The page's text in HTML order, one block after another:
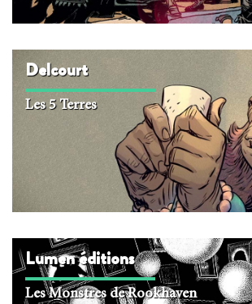
Delcourt
Les 5 Terres
Lumen édi­tions
Les Monstres de Rookhaven